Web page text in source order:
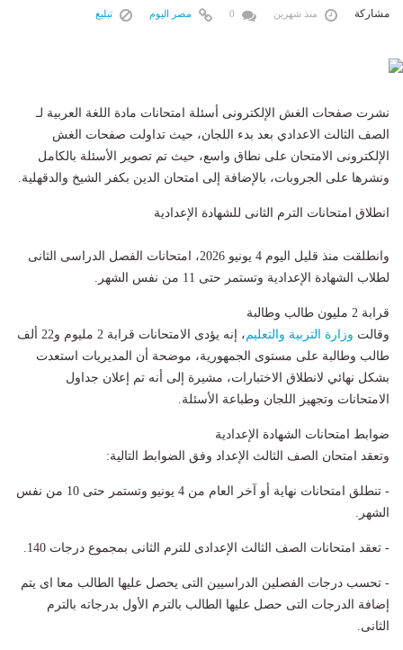
مشاركة منذ شهرين مصر اليوم تبليغ
نشرت صفحات الغش الإلكترونى أسئلة امتحانات مادة اللغة العربية لـ
الصف الثالث الاعدادي بعد بدء اللجان، حيث تداولت صفحات الغش
الإلكترونى الامتحان على نطاق واسع، حيث تم تصوير الأسئلة بالكامل
ونشرها على الجروبات، بالإضافة إلى امتحان الدين بكفر الشيخ والدقهلية.
انطلاق امتحانات الترم الثانى للشهادة الإعدادية
وانطلقت منذ قليل اليوم 4 يونيو 2026، امتحانات الفصل الدراسى الثانى
لطلاب الشهادة الإعدادية وتستمر حتى 11 من نفس الشهر.
قرابة 2 مليون طالب وطالبة
وقالت وزارة التربية والتعليم
، إنه يؤدى الامتحانات قرابة 2 مليوم و22 ألف
طالب وطالبة على مستوى الجمهورية، موضحة أن المديريات استعدت
بشكل نهائي لانطلاق الاختبارات، مشيرة إلى أنه تم إعلان جداول
الامتحانات وتجهيز اللجان وطباعة الأسئلة.
ضوابط امتحانات الشهادة الإعدادية
وتعقد امتحان الصف الثالث الإعداد وفق الضوابط التالية:
- تنطلق امتحانات نهاية أو آخر العام من 4 يونيو وتستمر حتى 10 من نفس
الشهر.
- تعقد امتحانات الصف الثالث الإعدادى للترم الثانى بمجموع درجات 140.
- تحسب درجات الفصلين الدراسيين التى يحصل عليها الطالب معا اى يتم
إضافة الدرجات التى حصل عليها الطالب بالترم الأول بدرجاته بالترم
الثانى.